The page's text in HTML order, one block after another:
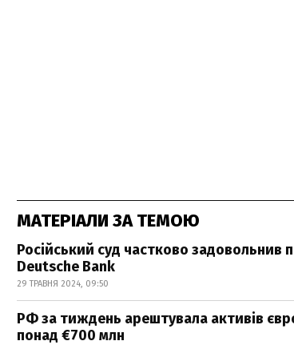
МАТЕРІАЛИ ЗА ТЕМОЮ
Російський суд частково задовольнив
Deutsche Bank
29 ТРАВНЯ 2024, 09:50
РФ за тиждень арештувала активів
понад €700 млн